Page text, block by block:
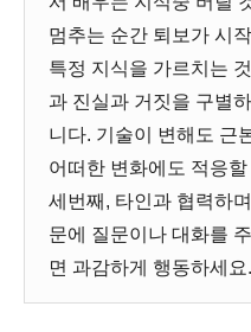
멈추는 순간 퇴보가 시
특정 지식을 가르치는
과 진실과 거짓을 구별
니다. 기술이 변해도 근
어떠한 변화에도 적응
세번째, 타인과 협력하
문에 질문이나 대화를
면 과감하게 행동하세요.